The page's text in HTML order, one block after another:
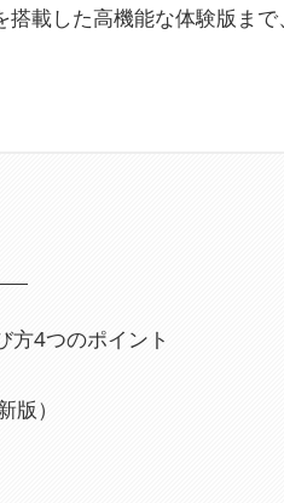
載した高機能な体験版ま
方4つのポイント
）